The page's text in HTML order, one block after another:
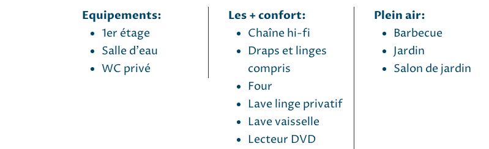
Equipements:
1er étage
Salle d'eau
WC privé
Les + confort:
Chaîne hi-fi
Draps et linges
compris
Four
Lave linge privatif
Lave vaisselle
Lecteur DVD
Plein air:
Barbecue
Jardin
Salon de jardin